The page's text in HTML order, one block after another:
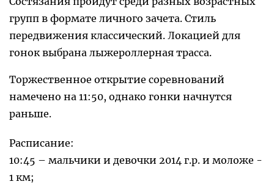
групп в формате личного зачета. Стиль
передвижения классический. Локацией для
гонок выбрана лыжероллерная трасса.
Торжественное открытие соревнований
намечено на 11:50, однако гонки начнутся
раньше.
Расписание:
10:45 – мальчики и девочки 2014 г.р. и моложе -
1 км;